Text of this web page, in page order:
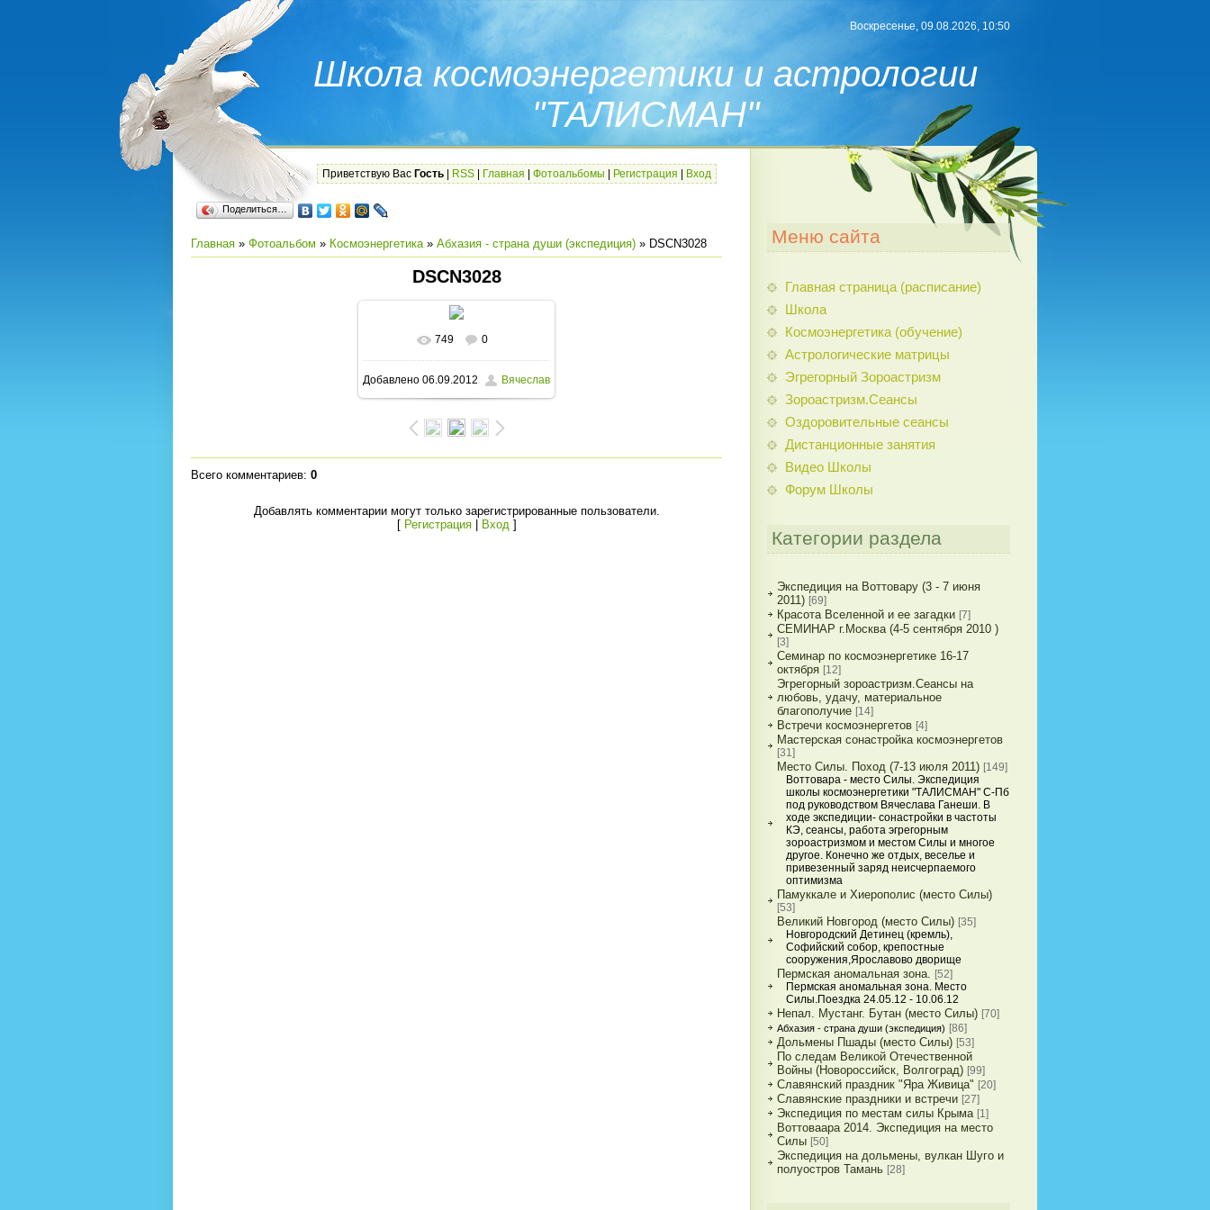
Школа космоэнергетики и астрологии
"ТАЛИСМАН"
Воскресенье, 09.08.2026, 10:50
Приветствую Вас Гость RSS Главная Фотоальбомы Регистрация Вход
Поделиться…
Главная » Фотоальбом » Космоэнергетика» Абхазия - страна души (экспедиция) » DSCN3028
DSCN3028
749 0
Добавлено 06.09.2012 Вячеслав
Всего комментариев: 0
Добавлять комментарии могут только зарегистрированные пользователи.
[ Регистрация| Вход]
Меню сайта
Главная страница (расписание)
Школа
Космоэнергетика (обучение)
Астрологические матрицы
Эгрегорный Зороастризм
Зороастризм.Сеансы
Оздоровительные сеансы
Дистанционные занятия
Видео Школы
Форум Школы
Категории раздела
Экспедиция на Воттовару (3 - 7 июня
2011) [69]
Красота Вселенной и ее загадки [7]
СЕМИНАР г.Москва (4-5 сентября 2010 )
[3]
Семинар по космоэнергетике 16-17
октября [12]
Эгрегорный зороастризм.Сеансы на
любовь, удачу, материальное
благополучие [14]
Встречи космоэнергетов [4]
Мастерская сонастройка космоэнергетов
[31]
Место Силы. Поход (7-13 июля 2011) [149]
Воттовара - место Силы. Экспедиция
школы космоэнергетики "ТАЛИСМАН" С-Пб
под руководством Вячеслава Ганеши. В
ходе экспедиции- сонастройки в частоты
КЭ, сеансы, работа эгрегорным
зороастризмом и местом Силы и многое
другое. Конечно же отдых, веселье и
привезенный заряд неисчерпаемого
оптимизма
Памуккале и Хиерополис (место Силы)
[53]
Великий Новгород (место Силы) [35]
Новгородский Детинец (кремль),
Софийский собор, крепостные
сооружения,Ярославово дворище
Пермская аномальная зона. [52]
Пермская аномальная зона. Место
Силы.Поездка 24.05.12 - 10.06.12
Непал. Мустанг. Бутан (место Силы) [70]
Абхазия - страна души (экспедиция) [86]
Дольмены Пшады (место Силы) [53]
По следам Великой Отечественной
Войны (Новороссийск, Волгоград) [99]
Славянский праздник "Яра Живица" [20]
Славянские праздники и встречи [27]
Экспедиция по местам силы Крыма [1]
Воттоваара 2014. Экспедиция на место
Силы [50]
Экспедиция на дольмены, вулкан Шуго и
полуостров Тамань [28]